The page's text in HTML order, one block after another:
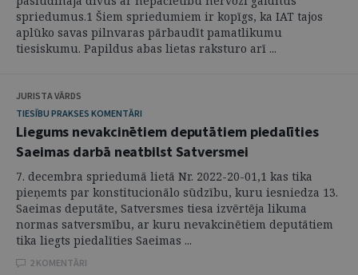
spriedumus.1 Šiem spriedumiem ir kopīgs, ka IAT tajos
aplūko savas pilnvaras pārbaudīt pamatlikumu
tiesiskumu. Papildus abas lietas raksturo arī ...
JURISTA VĀRDS
TIESĪBU PRAKSES KOMENTĀRI
Liegums nevakcinētiem deputātiem piedalīties
Saeimas darbā neatbilst Satversmei
7. decembra spriedumā lietā Nr. 2022-20-01,1 kas tika
pieņemts par konstitucionālo sūdzību, kuru iesniedza 13.
Saeimas deputāte, Satversmes tiesa izvērtēja likuma
normas satversmību, ar kuru nevakcinētiem deputātiem
tika liegts piedalīties Saeimas ...
2 KOMENTĀRI